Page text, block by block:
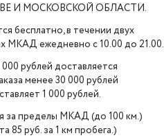
И МОСКОВСКОЙ ОБЛАСТИ.
бесплатно, в течении двух
МКАД ежедневно с 10.00 до 21.00.
рублей доставляется
менее 30 000 рублей
1 000 рублей.
за пределы МКАД (до 100 км.)
85 руб. за 1 км пробега.)